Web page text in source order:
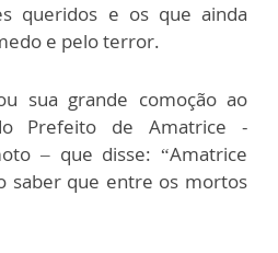
queridos e os que ainda
e pelo terror.
sua grande comoção ao
Prefeito de Amatrice -
– que disse: “Amatrice
saber que entre os mortos